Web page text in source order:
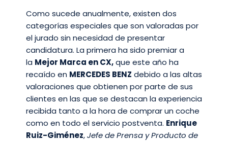
Como sucede anualmente, existen dos
categorías especiales que son valoradas por
el jurado sin necesidad de presentar
candidatura. La primera ha sido premiar a
la Mejor Marca en CX,que este año ha
recaído en MERCEDES BENZ debido a las altas
valoraciones que obtienen por parte de sus
clientes en las que se destacan la experiencia
recibida tanto a la hora de comprar un coche
como en todo el servicio postventa. Enrique
Ruiz-Giménez,Jefe de Prensa y Producto de